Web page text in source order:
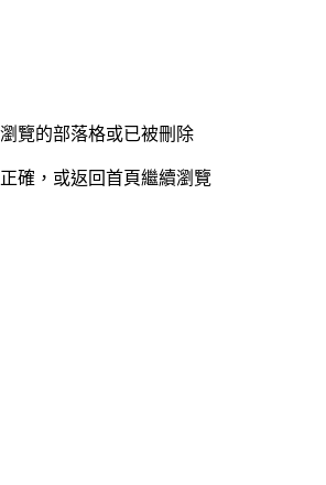
覽的部落格或已被刪除
確，或返回首頁繼續瀏覽